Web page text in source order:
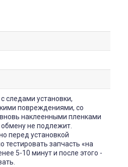
следами установки,
повреждениями, со
наклеенными пленками
обмену не подлежит.
перед установкой
тестировать запчасть «на
5-10 минут и после этого -